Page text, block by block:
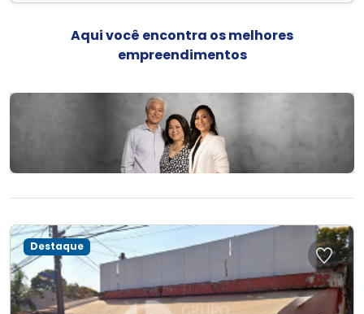
Aqui você encontra os melhores
empreendimentos
Destaque